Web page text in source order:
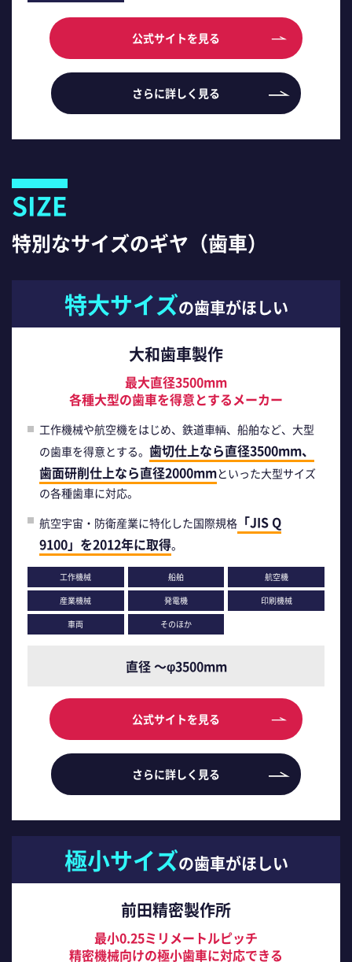
公式サイトを見る
さらに詳しく見る
SIZE
特別なサイズのギヤ（歯車）
特大サイズの歯車がほしい
大和歯車製作
最大直径3500mm
各種大型の歯車を得意とするメーカー
工作機械や航空機をはじめ、鉄道車輌、船舶など、大型
の歯車を得意とする。 歯切仕上なら直径3500mm、
歯面研削仕上なら直径2000mmといった大型サイズ
の各種歯車に対応。
航空宇宙・防衛産業に特化した国際規格 「JIS Q
9100」を2012年に取得。
工作機械 船舶
航空機
産業機械
発電機
印刷機械
車両
そのほか
直径 ～φ3500mm
公式サイトを見る
さらに詳しく見る
極小サイズの歯車がほしい
前田精密製作所
最小0.25ミリメートルピッチ
精密機械向けの極小歯車に対応できる